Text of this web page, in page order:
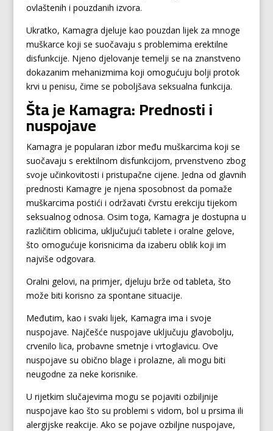
ovlaštenih i pouzdanih izvora.
Ukratko, Kamagra djeluje kao pouzdan lijek za mnoge
muškarce koji se suočavaju s problemima erektilne
disfunkcije. Njeno djelovanje temelji se na znanstveno
dokazanim mehanizmima koji omogućuju bolji protok
krvi u penisu, čime se poboljšava seksualna funkcija.
Šta je Kamagra: Prednosti i
nuspojave
Kamagra je popularan izbor među muškarcima koji se
suočavaju s erektilnom disfunkcijom, prvenstveno zbog
svoje učinkovitosti i pristupačne cijene. Jedna od glavnih
prednosti Kamagre je njena sposobnost da pomaže
muškarcima postići i održavati čvrstu erekciju tijekom
seksualnog odnosa. Osim toga, Kamagra je dostupna u
različitim oblicima, uključujući tablete i oralne gelove,
što omogućuje korisnicima da izaberu oblik koji im
najviše odgovara.
Oralni gelovi, na primjer, djeluju brže od tableta, što
može biti korisno za spontane situacije.
Međutim, kao i svaki lijek, Kamagra ima i svoje
nuspojave. Najčešće nuspojave uključuju glavobolju,
crvenilo lica, probavne smetnje i vrtoglavicu. Ove
nuspojave su obično blage i prolazne, ali mogu biti
neugodne za neke korisnike.
U rijetkim slučajevima mogu se pojaviti ozbiljnije
nuspojave kao što su problemi s vidom, bol u prsima ili
alergijske reakcije. Ako se pojave ozbiljne nuspojave,